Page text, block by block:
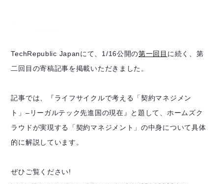
TechRepublic Japanにて、1/16公開の第一回目 に続く、第
二回目の寄稿記事を掲載いただきました。
記事では、『ライフサイクルで考える「契約マネジメン
ト」–リーガルテック先進国の現在』と題して、ホームズク
ラウドが実現する「契約マネジメント」の中身について具体
的に解説しています。
ぜひご覧ください!